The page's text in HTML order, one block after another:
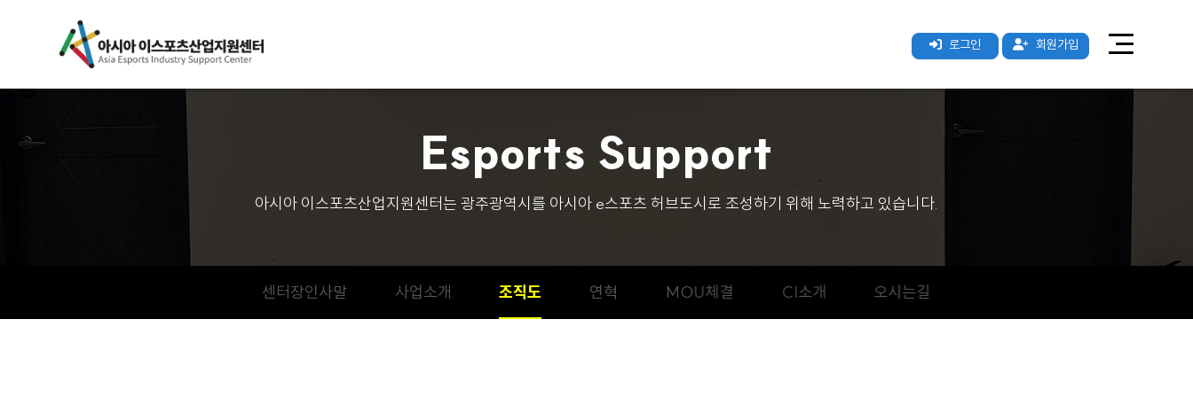
로그인 회원가입
Esports Support
아시아 이스포츠산업지원센터는 광주광역시를 아시아 e스포츠 허브도시로 조성하기 위해 노력하고 있습니다.
센터장인사말 사업소개 조직도 연혁 MOU체결 CI소개 오시는길